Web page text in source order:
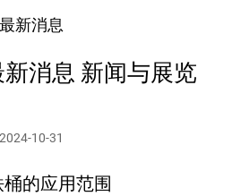
最新消息
消息 新闻与展览
2024-10-31
的应用范围